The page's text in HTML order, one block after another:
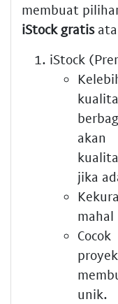
membuat
iStock gratis
iStock
akan
jika
unik.